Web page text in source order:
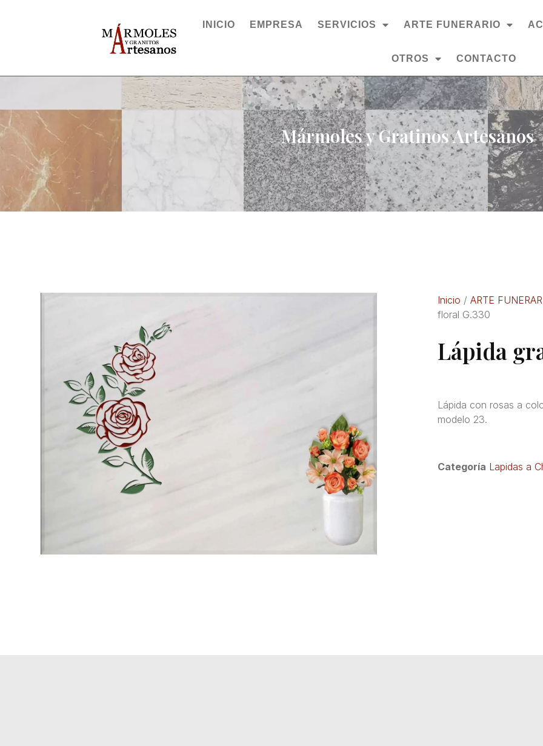
INICIO EMPRESA SERVICIOS ARTE FUNERARIO
OTROS CONTACTO
Mármoles y Gratinos Artesanos
Inicio / ARTE
floral G.330
Lápida
Lápida con rosas a
modelo 23.
Categoría Lapidas a